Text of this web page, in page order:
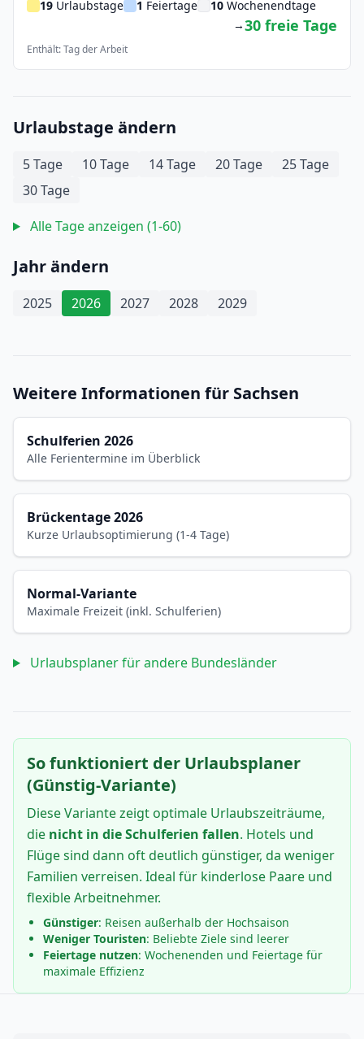
19 Urlaubstage 1 Feiertage 10 Wochenendtage
→30 freie Tage
Enthält: Tag der Arbeit
Urlaubstage ändern
5 Tage 10 Tage 14 Tage 20 Tage
25 Tage
30 Tage
Alle Tage anzeigen (1-60)
Jahr ändern
2025 2026 2027 2028 2029
Weitere Informationen für Sachsen
Schulferien 2026
Alle Ferientermine im Überblick
Brückentage 2026
Kurze Urlaubsoptimierung (1-4 Tage)
Normal-Variante
Maximale Freizeit (inkl. Schulferien)
Urlaubsplaner für andere Bundesländer
So funktioniert der Urlaubsplaner
(Günstig-Variante)
Diese Variante zeigt optimale Urlaubszeiträume,
die nicht in die Schulferien fallen. Hotels und
Flüge sind dann oft deutlich günstiger, da weniger
Familien verreisen. Ideal für kinderlose Paare und
flexible Arbeitnehmer.
Günstiger: Reisen außerhalb der Hochsaison
Weniger Touristen: Beliebte Ziele sind leerer
Feiertage nutzen: Wochenenden und Feiertage für
maximale Effizienz